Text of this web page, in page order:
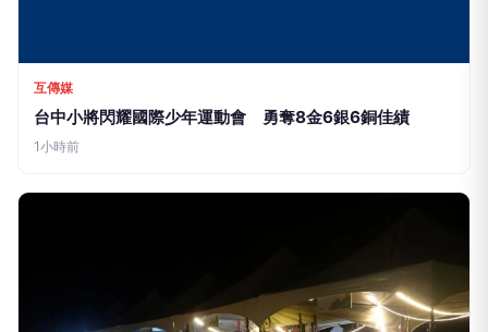
互傳媒
台中小將閃耀國際少年運動會 勇奪8金6銀6銅佳績
1小時前